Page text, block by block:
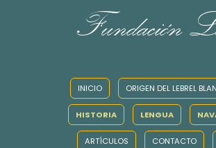
Fundación
INICIO ORIGEN DEL LEBREL
HISTORIA LENGUA
ARTÍCULOS CONTACTO